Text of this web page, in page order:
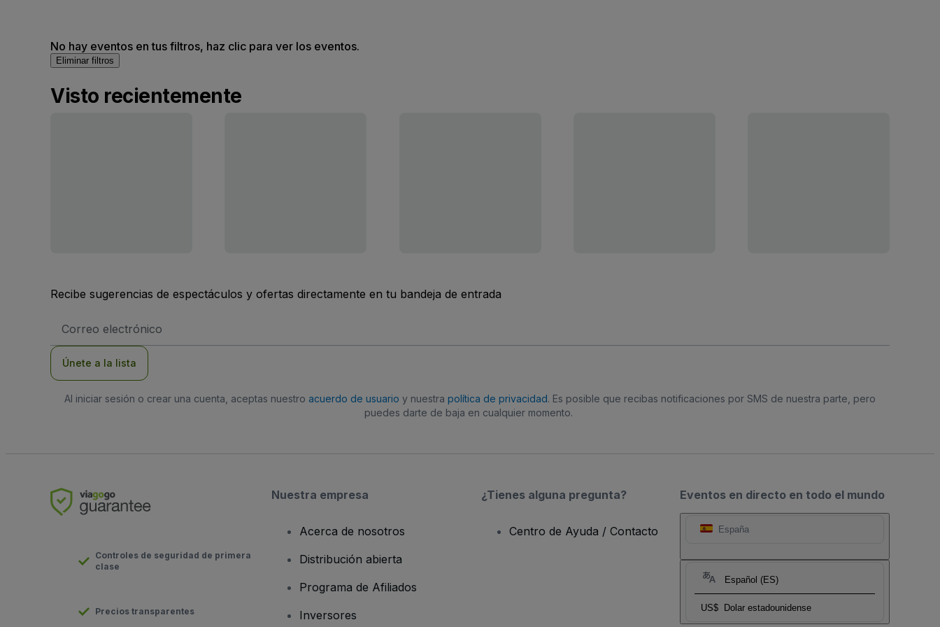
No hay eventos en tus filtros, haz clic para ver los eventos.
Eliminar filtros
Visto recientemente
Recibe sugerencias de espectáculos y ofertas directamente en tu bandeja de entrada
de
Únete a la lista
Al iniciar sesión o crear una cuenta, aceptas nuestro acuerdo de usuario y nuestra política de privacidad. Es posible que recibas notificaciones por SMS de nuestra parte, pero
puedes darte de baja en cualquier momento.
Eventos en directo en todo el mundo
España
Español (ES)
US$ Dolar estadounidense
Controles de seguridad de primera
clase
Precios transparentes
Nuestra empresa
Acerca de nosotros
Distribución abierta
Programa de Afiliados
Inversores
¿Tienes alguna pregunta?
Centro de Ayuda / Contacto